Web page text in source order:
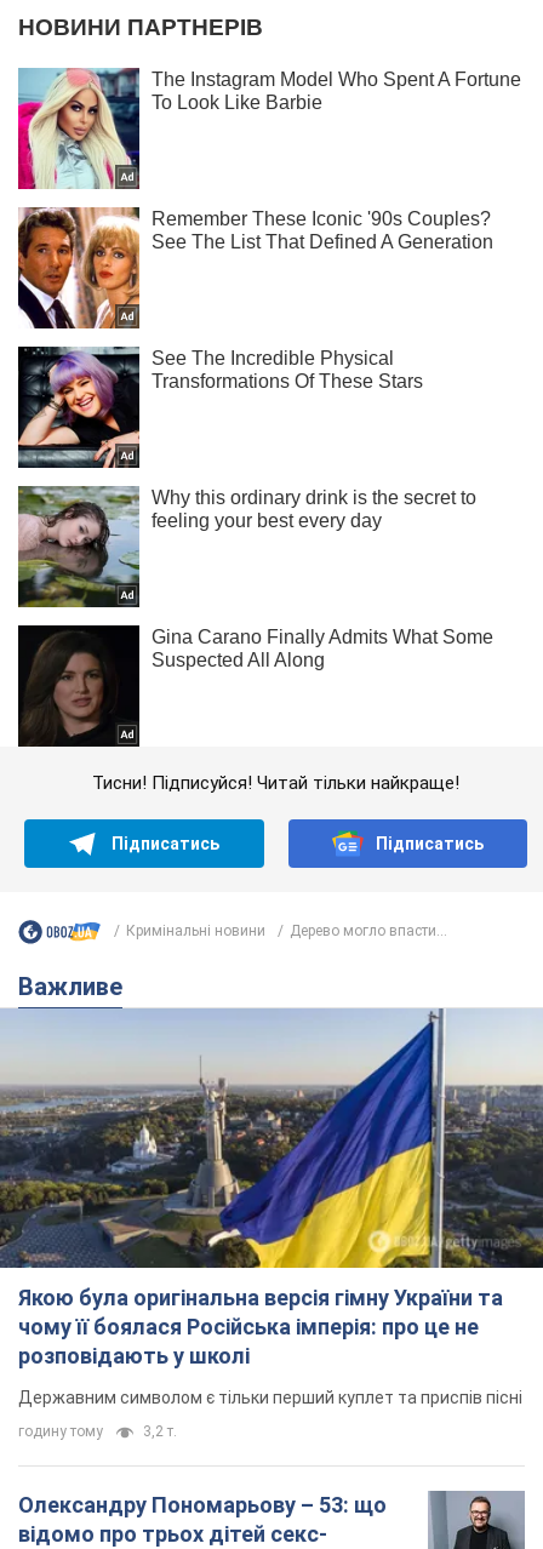
Тисни! Підписуйся! Читай тільки найкраще!
Підписатись Підписатись
Кримінальні новини Дерево могло впасти...
Важливе
Якою була оригінальна версія гімну України та
чому її боялася Російська імперія: про це не
розповідають у школі
Державним символом є тільки перший куплет та приспів пісні
годину тому 3,2 т.
Олександру Пономарьову – 53: що
відомо про трьох дітей секс-